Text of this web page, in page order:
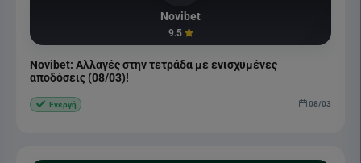
Novibet
9.5
Novibet: Αλλαγές στην τετράδα με ενισχυμένες
αποδόσεις (08/03)!
Ενεργή 08/03